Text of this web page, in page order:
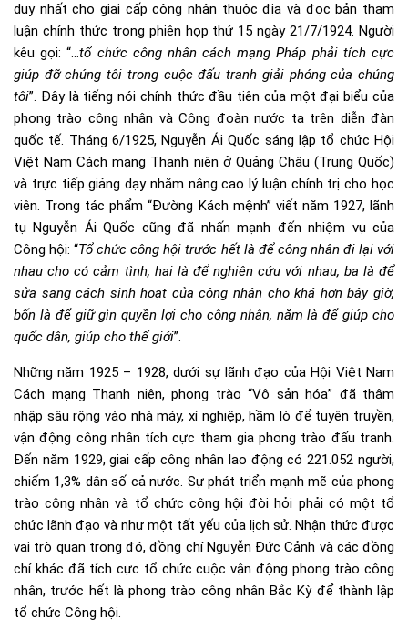
duy nhất cho giai cấp công nhân thuộc địa và đọc bản tham
luận chính thức trong phiên họp thứ 15 ngày 21/7/1924. Người
kêu gọi: “…tổ chức công nhân cách mạng Pháp phải tích cực
giúp đỡ chúng tôi trong cuộc đấu tranh giải phóng của chúng
tôi”. Đây là tiếng nói chính thức đầu tiên của một đại biểu của
phong trào công nhân và Công đoàn nước ta trên diễn đàn
quốc tế. Tháng 6/1925, Nguyễn Ái Quốc sáng lập tổ chức Hội
Việt Nam Cách mạng Thanh niên ở Quảng Châu (Trung Quốc)
và trực tiếp giảng dạy nhằm nâng cao lý luận chính trị cho học
viên. Trong tác phẩm “Đường Kách mệnh” viết năm 1927, lãnh
tụ Nguyễn Ái Quốc cũng đã nhấn mạnh đến nhiệm vụ của
Công hội: “Tổ chức công hội trước hết là để công nhân đi lại với
nhau cho có cảm tình, hai là để nghiên cứu với nhau, ba là để
sửa sang cách sinh hoạt của công nhân cho khá hơn bây giờ,
bốn là để giữ gìn quyền lợi cho công nhân, năm là để giúp cho
quốc dân, giúp cho thế giới”.
Những năm 1925 – 1928, dưới sự lãnh đạo của Hội Việt Nam
Cách mạng Thanh niên, phong trào “Vô sản hóa” đã thâm
nhập sâu rộng vào nhà máy, xí nghiệp, hầm lò để tuyên truyền,
vận động công nhân tích cực tham gia phong trào đấu tranh.
Đến năm 1929, giai cấp công nhân lao động có 221.052 người,
chiếm 1,3% dân số cả nước. Sự phát triển mạnh mẽ của phong
trào công nhân và tổ chức công hội đòi hỏi phải có một tổ
chức lãnh đạo và như một tất yếu của lịch sử. Nhận thức được
vai trò quan trọng đó, đồng chí Nguyễn Đức Cảnh và các đồng
chí khác đã tích cực tổ chức cuộc vận động phong trào công
nhân, trước hết là phong trào công nhân Bắc Kỳ để thành lập
tổ chức Công hội.